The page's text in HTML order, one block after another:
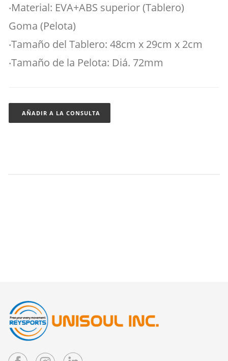
‧Material: EVA+ABS superior (Tablero)
Goma (Pelota)
‧Tamaño del Tablero: 48cm x 29cm x 2cm
‧Tamaño de la Pelota: Diá. 72mm
AÑADIR A LA CONSULTA